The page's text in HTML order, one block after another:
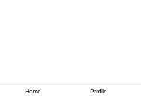
ネット予約はこちらから
Home Profile